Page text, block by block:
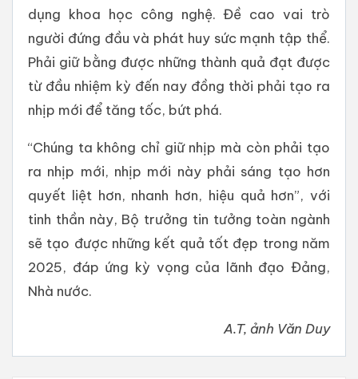
dụng khoa học công nghệ. Đề cao vai trò
người đứng đầu và phát huy sức mạnh tập thể.
Phải giữ bằng được những thành quả đạt được
từ đầu nhiệm kỳ đến nay đồng thời phải tạo ra
nhịp mới để tăng tốc, bứt phá.
“Chúng ta không chỉ giữ nhịp mà còn phải tạo
ra nhịp mới, nhịp mới này phải sáng tạo hơn
quyết liệt hơn, nhanh hơn, hiệu quả hơn”, với
tinh thần này, Bộ trưởng tin tưởng toàn ngành
sẽ tạo được những kết quả tốt đẹp trong năm
2025, đáp ứng kỳ vọng của lãnh đạo Đảng,
Nhà nước.
A.T, ảnh Văn Duy